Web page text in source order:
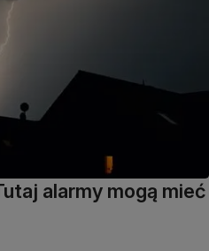
alarmy mogą mieć